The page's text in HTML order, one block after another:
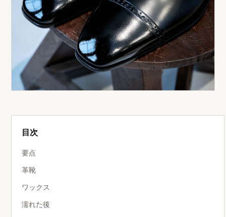
目次
要点
革靴
ワックス
濡れた後